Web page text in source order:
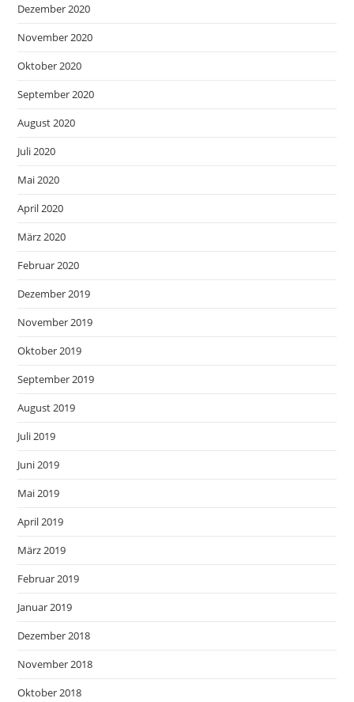
Dezember 2020
November 2020
Oktober 2020
September 2020
August 2020
Juli 2020
Mai 2020
April 2020
März 2020
Februar 2020
Dezember 2019
November 2019
Oktober 2019
September 2019
August 2019
Juli 2019
Juni 2019
Mai 2019
April 2019
März 2019
Februar 2019
Januar 2019
Dezember 2018
November 2018
Oktober 2018